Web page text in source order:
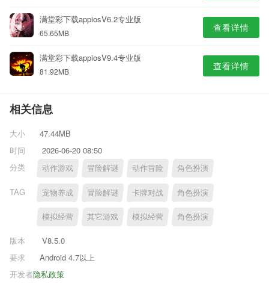
满堂彩下载appiosV6.2专业版
65.65MB 查看详情
满堂彩下载appiosV9.4专业版
81.92MB 查看详情
相关信息
大小
47.44MB
时间
2026-06-20 08:50
分类
动作游戏 冒险解谜 动作冒险 角色扮演
TAG 宠物养成 冒险解谜 卡牌对战 角色扮演
模拟经营 其它游戏 模拟经营 角色扮演
版本
V8.5.0
要求
Android 4.7以上
隐私政策
开发者